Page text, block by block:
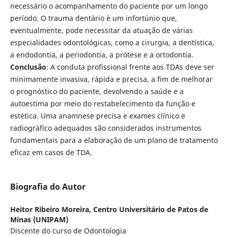
necessário o acompanhamento do paciente por um longo
período. O trauma dentário é um infortúnio que,
eventualmente, pode necessitar da atuação de várias
especialidades odontológicas, como a cirurgia, a dentística,
a endodontia, a periodontia, a prótese e a ortodontia.
Conclusão: A conduta profissional frente aos TDAs deve ser
minimamente invasiva, rápida e precisa, a fim de melhorar
o prognóstico do paciente, devolvendo a saúde e a
autoestima por meio do restabelecimento da função e
estética. Uma anamnese precisa e exames clínico e
radiográfico adequados são considerados instrumentos
fundamentais para a elaboração de um plano de tratamento
eficaz em casos de TDA.
Biografia do Autor
Heitor Ribeiro Moreira, Centro Universitário de Patos de
Minas (UNIPAM)
Discente do curso de Odontologia